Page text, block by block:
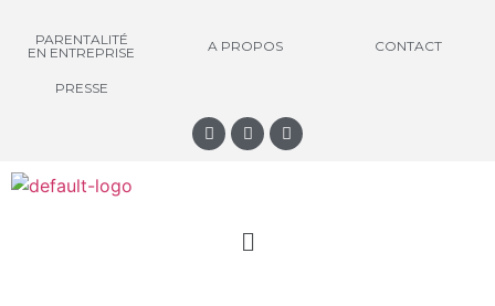
PARENTALITÉ
EN ENTREPRISE
A PROPOS CONTACT
PRESSE